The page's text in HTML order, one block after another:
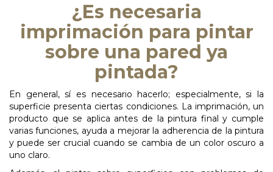
¿Es necesaria
imprimación para pintar
sobre una pared ya
pintada?
En general, sí es necesario hacerlo; especialmente, si la
superficie presenta ciertas condiciones. La imprimación, un
producto que se aplica antes de la pintura final y cumple
varias funciones, ayuda a mejorar la adherencia de la pintura
y puede ser crucial cuando se cambia de un color oscuro a
uno claro.